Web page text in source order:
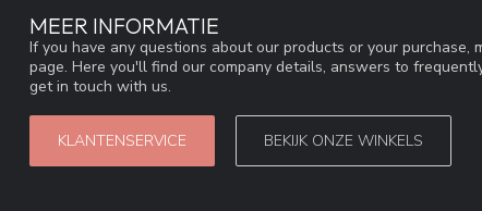
MEER INFORMATIE
If you have any questions about our products or your purchase,
page. Here you'll find our company details, answers to
get in touch with us.
KLANTENSERVICE BEKIJK ONZE WINKELS